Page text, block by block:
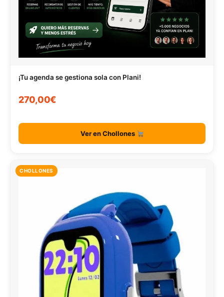
¡Tu agenda se gestiona sola con Plani!
270,00€
Ver en Chollones
CHOLLONES